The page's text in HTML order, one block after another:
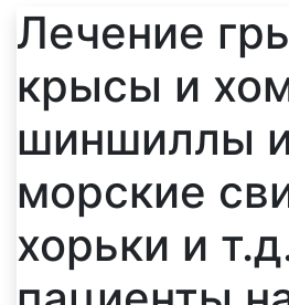
Лечение
крысы и
шиншиллы
морские
хорьки и